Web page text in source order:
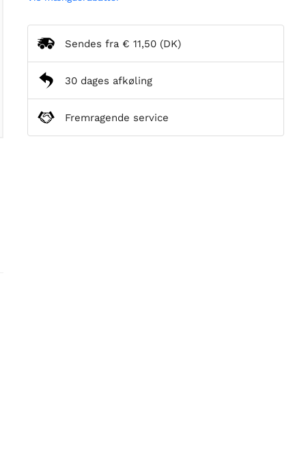
Sendes fra € 11,50 (DK)
30 dages afkøling
Fremragende service